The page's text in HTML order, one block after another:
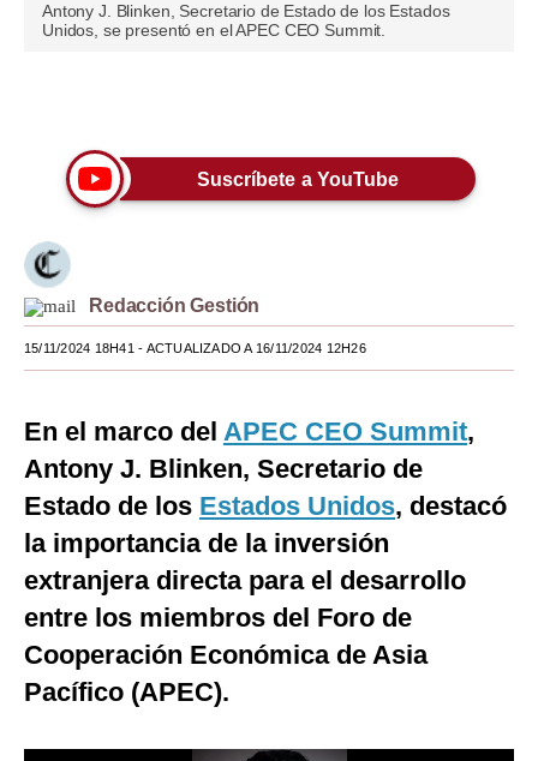
Pregunta de hoy
Lujo
Moda
Estilos
Mundo
México
España
Internacional
Tecnología
Club del Suscriptor
Mix
G de Gestión
Antony J. Blinken, Secretario de Estado de los Estados
Unidos, se presentó en el APEC CEO Summit.
Suscríbete a YouTube
Redacción Gestión
15/11/2024 18H41 - ACTUALIZADO A 16/11/2024 12H26
En el marco del APEC CEO Summit,
Antony J. Blinken, Secretario de
Estado de los Estados Unidos, destacó
la importancia de la inversión
extranjera directa para el desarrollo
entre los miembros del Foro de
Cooperación Económica de Asia
Pacífico (APEC).